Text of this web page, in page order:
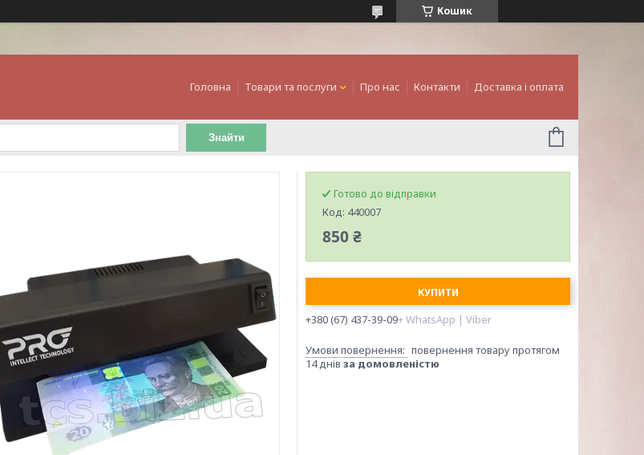
Кошик
Головна Товари та послуги Про нас Контакти Доставка і оплата
Знайти
Готово до відправки
Код: 440007
850 ₴
КУПИТИ
+380 (67) 437-39-09+ WhatsApp | Viber
повернення товару протягом
14 днів за домовленістю